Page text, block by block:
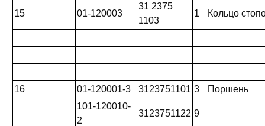
15 01-120003
31 2375
1103
1 Кольцо
16 01-120001-3 3123751101 3
Поршень
101-120010-
2
3123751122 9